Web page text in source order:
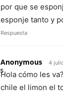
por que se
esponje tanto y
Respuesta
Anonymous 4
Hola cómo les
chile el limon el